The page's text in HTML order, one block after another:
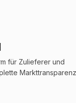
für Zulieferer und